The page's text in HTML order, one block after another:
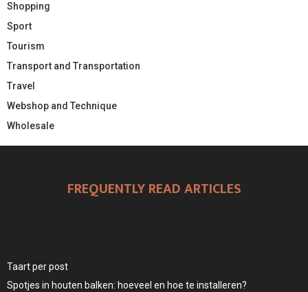
Shopping
Sport
Tourism
Transport and Transportation
Travel
Webshop and Technique
Wholesale
FREQUENTLY READ ARTICLES
Taart per post
Spotjes in houten balken: hoeveel en hoe te installeren?